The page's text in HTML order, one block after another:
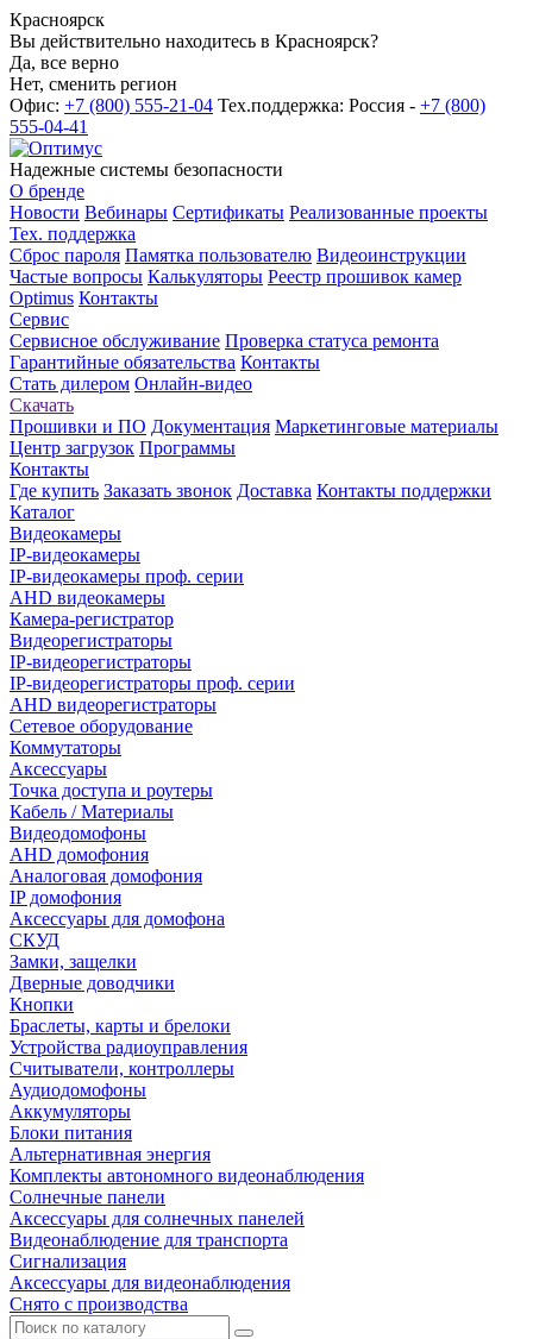
Красноярск
Вы действительно находитесь в Красноярск?
Да, все верно
Нет, сменить регион
Офис: +7 (800) 555-21-04 Тех.поддержка: Россия - +7 (800)
555-04-41
Надежные системы безопасности
О бренде
Новости Вебинары Сертификаты Реализованные проекты
Тех. поддержка
Сброс пароля Памятка пользователю Видеоинструкции
Частые вопросы Калькуляторы Реестр прошивок камер
Optimus Контакты
Сервис
Сервисное обслуживание Проверка статуса ремонта
Гарантийные обязательства Контакты
Стать дилером Онлайн-видео
Скачать
Прошивки и ПО Документация Маркетинговые материалы
Центр загрузок Программы
Контакты
Где купить Заказать звонок Доставка Контакты поддержки
Каталог
Видеокамеры
IP-видеокамеры
IP-видеокамеры проф. серии
AHD видеокамеры
Камера-регистратор
Видеорегистраторы
IP-видеорегистраторы
IP-видеорегистраторы проф. серии
AHD видеорегистраторы
Сетевое оборудование
Коммутаторы
Аксессуары
Точка доступа и роутеры
Кабель / Материалы
Видеодомофоны
AHD домофония
Аналоговая домофония
IP домофония
Аксессуары для домофона
СКУД
Замки, защелки
Дверные доводчики
Кнопки
Браслеты, карты и брелоки
Устройства радиоуправления
Считыватели, контроллеры
Аудиодомофоны
Аккумуляторы
Блоки питания
Альтернативная энергия
Комплекты автономного видеонаблюдения
Солнечные панели
Аксессуары для солнечных панелей
Видеонаблюдение для транспорта
Сигнализация
Аксессуары для видеонаблюдения
Снято с производства